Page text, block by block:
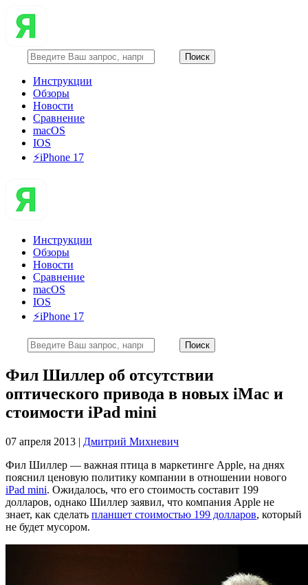
Инструкции
Обзоры
Новости
Сравнение
macOS
IOS
⚡️iPhone 17
Инструкции
Обзоры
Новости
Сравнение
macOS
IOS
⚡️iPhone 17
Фил Шиллер об отсутствии
оптического привода в новых iMac и
стоимости iPad mini
07 апреля 2013 | Дмитрий Михневич
Фил Шиллер — важная птица в маркетинге Apple, на днях
пояснил ценовую политику компании в отношении нового
iPad mini. Ожидалось, что его стоимость составит 199
долларов, однако Шиллер заявил, что компания Apple не
знает, как сделать планшет стоимостью 199 долларов, который
не будет мусором.